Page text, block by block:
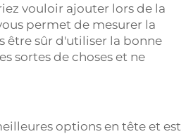
vouloir ajouter lors de la
permet de mesurer la
être sûr d'utiliser la bonne
sortes de choses et ne
options en tête et est